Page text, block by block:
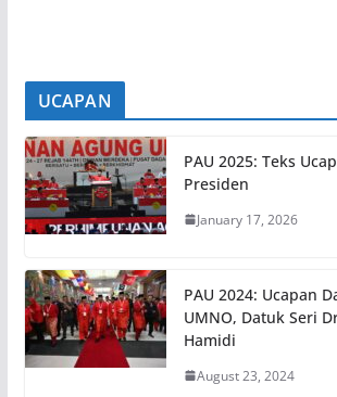
UCAPAN
PAU 2025: Teks
Presiden
January 17, 2026
PAU 2024: Ucapan
UMNO, Datuk Seri
Hamidi
August 23, 2024